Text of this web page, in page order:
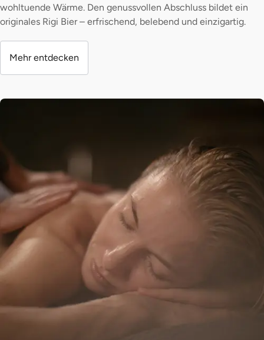
wohltuende Wärme. Den genussvollen Abschluss bildet ein
originales Rigi Bier – erfrischend, belebend und einzigartig.
Mehr entdecken